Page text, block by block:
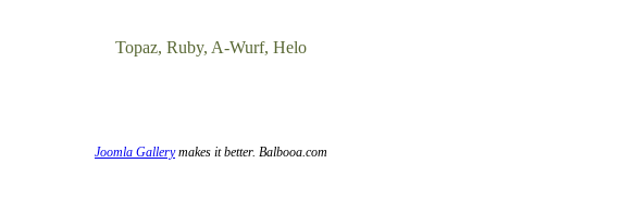
Topaz, Ruby, A-Wurf, Helo
Joomla Gallerymakes it better. Balbooa.com